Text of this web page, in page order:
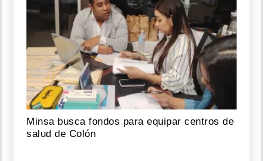
Minsa busca fondos para equipar centros de
salud de Colón